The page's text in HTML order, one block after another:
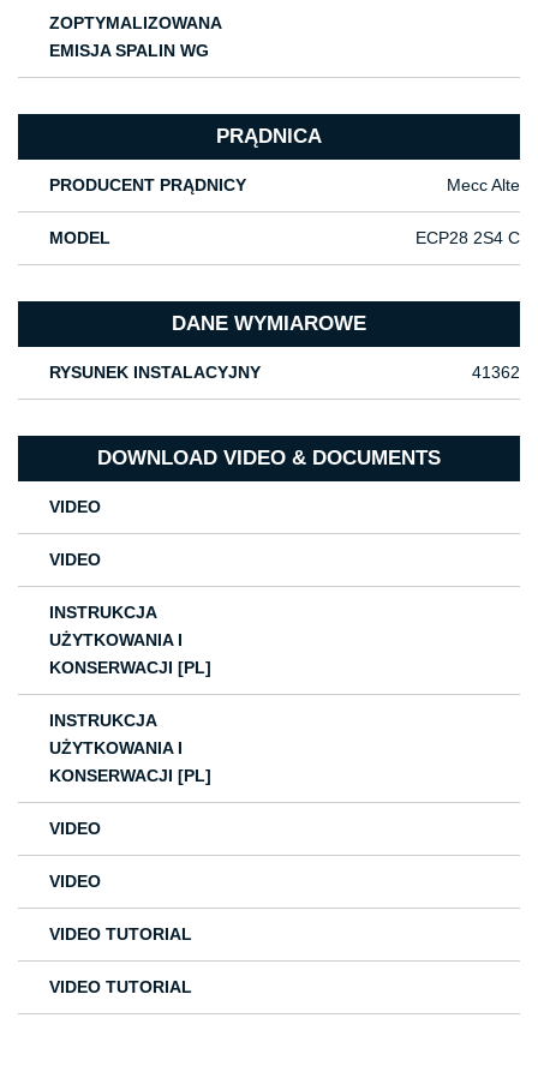
ZOPTYMALIZOWANA
EMISJA SPALIN WG
PRĄDNICA
PRODUCENT PRĄDNICY Mecc Alte
MODEL ECP28 2S4 C
DANE WYMIAROWE
RYSUNEK INSTALACYJNY 41362
DOWNLOAD VIDEO & DOCUMENTS
VIDEO
VIDEO
INSTRUKCJA
UŻYTKOWANIA I
KONSERWACJI [PL]
INSTRUKCJA
UŻYTKOWANIA I
KONSERWACJI [PL]
VIDEO
VIDEO
VIDEO TUTORIAL
VIDEO TUTORIAL